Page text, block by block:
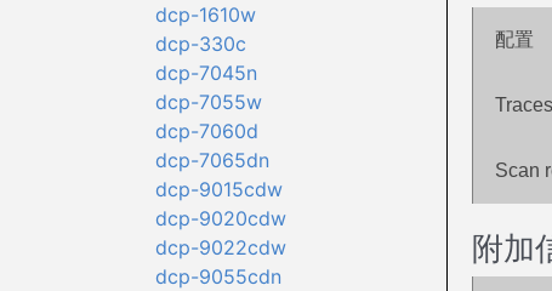
dcp-1610w
dcp-330c
dcp-7045n
dcp-7055w
dcp-7060d
dcp-7065dn
dcp-9015cdw
dcp-9020cdw
dcp-9022cdw
dcp-9055cdn
配置
Traces
Scan
附加